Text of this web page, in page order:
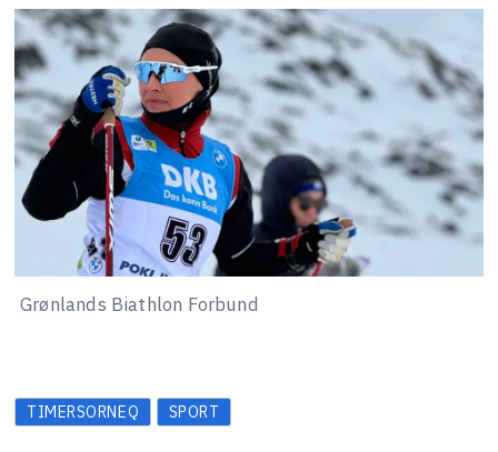
Grønlands Biathlon Forbund
TIMERSORNEQ SPORT